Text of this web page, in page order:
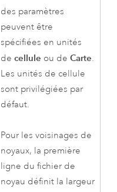
des paramètres
peuvent être
spécifiées en unités
de cellule ou de Carte.
Les unités de cellule
sont privilégiées par
défaut.
Pour les voisinages de
noyaux, la première
ligne du fichier de
noyau définit la largeur